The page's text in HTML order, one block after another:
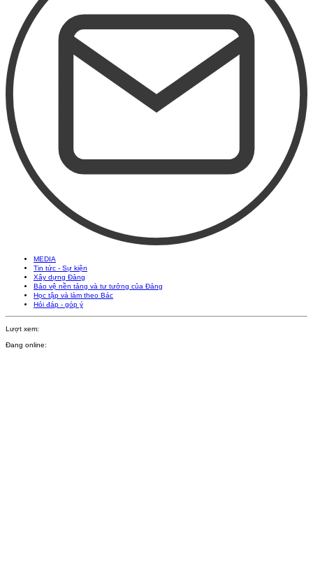
MEDIA
Tin tức - Sự kiện
Xây dựng Đảng
Bảo vệ nền tảng và tư tưởng của Đảng
Học tập và làm theo Bác
Hỏi đáp - góp ý
Lượt xem:
Đang online: